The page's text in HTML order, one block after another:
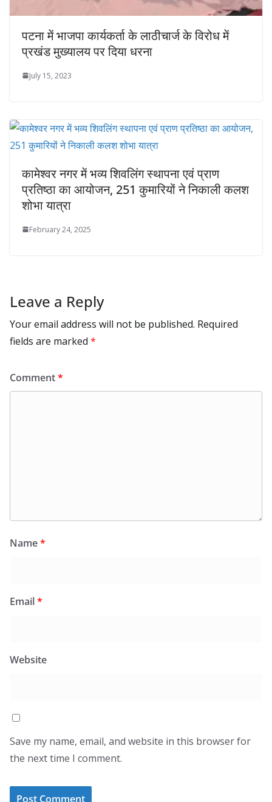
पटना में भाजपा कार्यकर्ता के लाठीचार्ज के विरोध में
प्रखंड मुख्यालय पर दिया धरना
July 15, 2023
कामेश्वर नगर में भव्य शिवलिंग स्थापना एवं प्राण
प्रतिष्ठा का आयोजन, 251 कुमारियों ने निकाली कलश
शोभा यात्रा
February 24, 2025
Leave a Reply
Your email address will not be published. Required
fields are marked *
Comment*
Name*
Email*
Website
Save my name, email, and website in this browser for
the next time I comment.